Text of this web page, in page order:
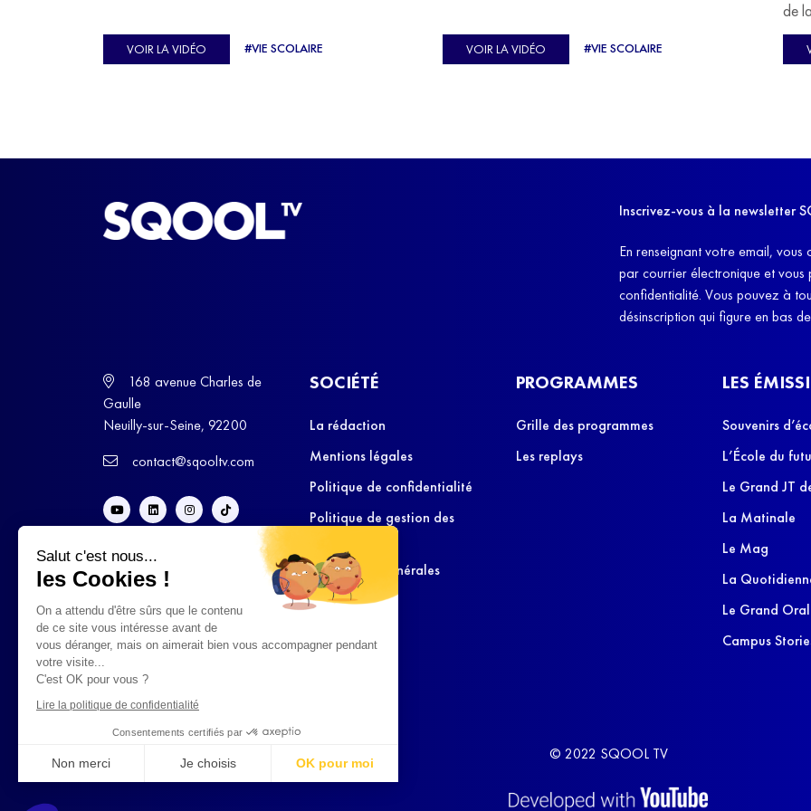
Salut c'est nous...
les Cookies !
On a attendu d'être sûrs que le contenu
de ce site vous intéresse avant de
vous déranger, mais on aimerait bien vous accompagner pendant
votre visite...
C'est OK pour vous ?
Lire la politique de confidentialité
Consentements certifiés par
Non merci Je choisis OK pour moi
Ulysse Soriano, vice-champion d'Europe de Horse-
ball, qui a failli abandonner ses études avant de
VOIR LA VIDÉO #VIE SCOLAIRE
C'est l'histoire de nombreux réfugiés, et notamment
celle de Lisa Machukha, que nous vous proposons de
VOIR LA VIDÉO #VIE SCOLAIRE
de
Inscrivez-vous à la newsletter
En renseignant votre email,
par courrier électronique et
confidentialité. Vous pouvez à
désinscription qui figure en bas
168 avenue Charles de
Gaulle
Neuilly-sur-Seine, 92200
contact@sqooltv.com
SOCIÉTÉ
La rédaction
Mentions légales
Politique de confidentialité
Politique de gestion des
Conditions Générales
d’Utilisation
PROGRAMMES
Grille des programmes
Les replays
LES
Souvenirs
L’École du
Le Grand JT
La Matinale
Le Mag
La
Le Grand Oral
Campus
© 2022 SQOOL TV